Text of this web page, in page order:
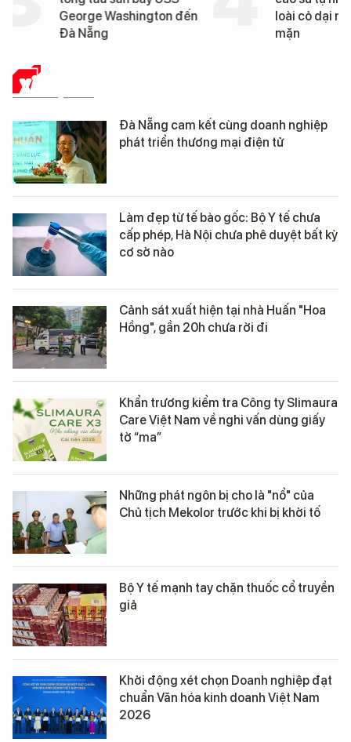
George Washington đến
Đà Nẵng
loài cỏ dại mọc trên
XÃ HỘI SỐ
Đà Nẵng cam kết cùng doanh nghiệp
phát triển thương mại điện tử
Làm đẹp từ tế bào gốc: Bộ Y tế chưa
cấp phép, Hà Nội chưa phê duyệt bất kỳ
cơ sở nào
Cảnh sát xuất hiện tại nhà Huấn "Hoa
Hồng", gần 20h chưa rời đi
Khẩn trương kiểm tra Công ty Slimaura
Care Việt Nam về nghi vấn dùng giấy
tờ “ma”
Những phát ngôn bị cho là "nổ" của
Chủ tịch Mekolor trước khi bị khởi tố
Bộ Y tế mạnh tay chặn thuốc cổ truyền
giả
Khởi động xét chọn Doanh nghiệp đạt
chuẩn Văn hóa kinh doanh Việt Nam
2026